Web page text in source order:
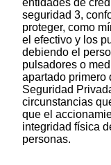
entidades de
seguridad 3,
proteger, como
el efectivo y los
debiendo el
pulsadores o
apartado primero
Seguridad
circunstancias
que el
integridad física
personas.